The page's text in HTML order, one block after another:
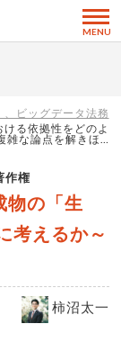
MENU
、ビッグデータ法務
る依拠性をどのよ
雑な論点を解きほ…
作権
物の「生
考えるか～
柿沼太一